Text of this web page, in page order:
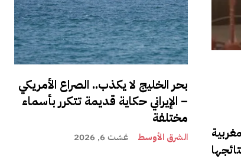
بحر الخليج لا يكذب.. الصراع الأمريكي
– الإيراني حكاية قديمة تتكرر بأسماء
مختلفة
الشرق الأوسط غشت 6, 2026